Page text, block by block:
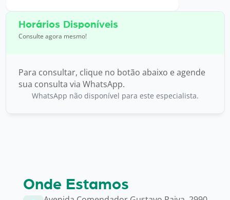
Horários Disponíveis
Consulte agora mesmo!
Para consultar, clique no botão abaixo e agende
sua consulta via WhatsApp.
WhatsApp não disponível para este especialista.
Onde Estamos